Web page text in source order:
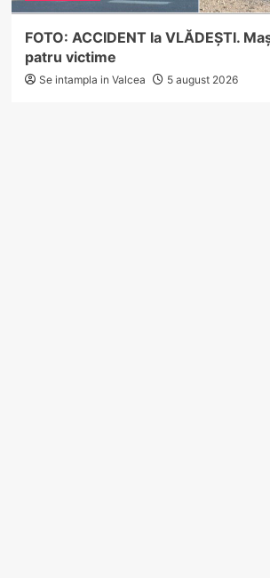
FOTO: ACCIDENT la VLĂDEȘTI.
patru victime
Se intampla in Valcea 5 august 2026